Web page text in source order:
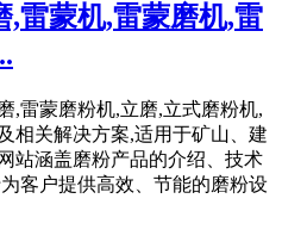
,雷蒙机,雷蒙磨机,雷
,雷蒙磨粉机,立磨,立式磨粉机,
相关解决方案,适用于矿山、建
站涵盖磨粉产品的介绍、技术
客户提供高效、节能的磨粉设